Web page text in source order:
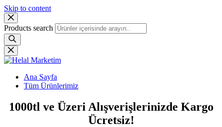
Skip to content
Products search
Ana Sayfa
Tüm Ürünlerimiz
1000tl ve Üzeri Alışverişlerinizde Kargo
Ücretsiz!